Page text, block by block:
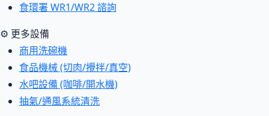
食環署 WR1/WR2 諮詢
⚙ 更多設備
商用洗碗機
食品機械 (切肉/攪拌/真空)
水吧設備 (咖啡/開水機)
抽氣/通風系統清洗